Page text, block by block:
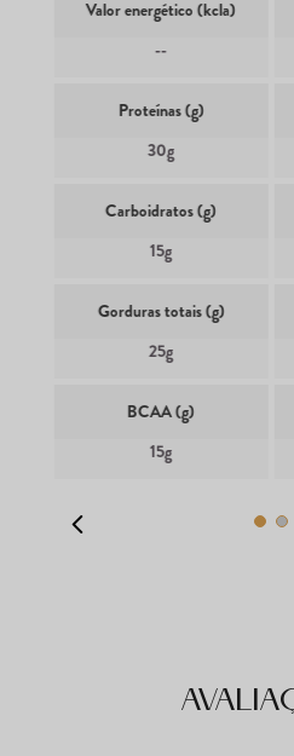
Valor energético (kcla)
--
Proteínas (g)
30g
Carboidratos (g)
15g
Gorduras totais (g)
25g
BCAA (g)
15g